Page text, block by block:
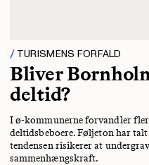
TURISMENS FORFALD
Bliver
deltid?
I ø-kommunerne forvandler
deltidsbeboere. Føljeton har
tendensen risikerer at
sammenhængskraft.